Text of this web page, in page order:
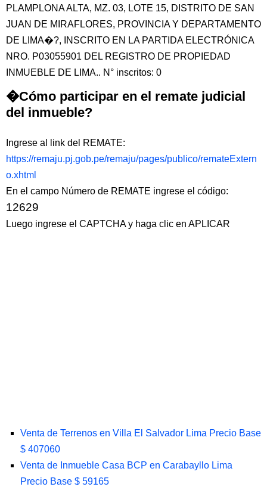
PLAMPLONA ALTA, MZ. 03, LOTE 15, DISTRITO DE SAN
JUAN DE MIRAFLORES, PROVINCIA Y DEPARTAMENTO
DE LIMA�?, INSCRITO EN LA PARTIDA ELECTRÓNICA
NRO. P03055901 DEL REGISTRO DE PROPIEDAD
INMUEBLE DE LIMA.. N° inscritos: 0
�Cómo participar en el remate judicial
del inmueble?
Ingrese al link del REMATE:
https://remaju.pj.gob.pe/remaju/pages/publico/remateExtern
o.xhtml
En el campo Número de REMATE ingrese el código:
12629
Luego ingrese el CAPTCHA y haga clic en APLICAR
Venta de Terrenos en Villa El Salvador Lima Precio Base
$ 407060
Venta de Inmueble Casa BCP en Carabayllo Lima
Precio Base $ 59165